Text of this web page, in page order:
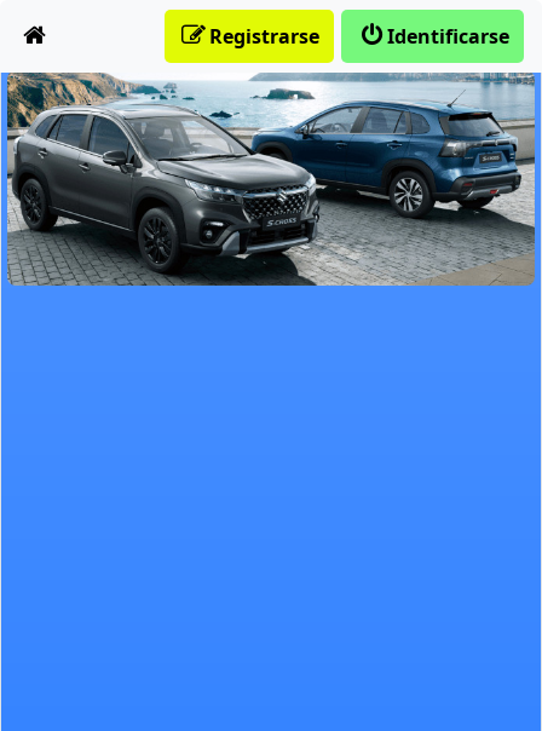
Identificarse
Registrarse